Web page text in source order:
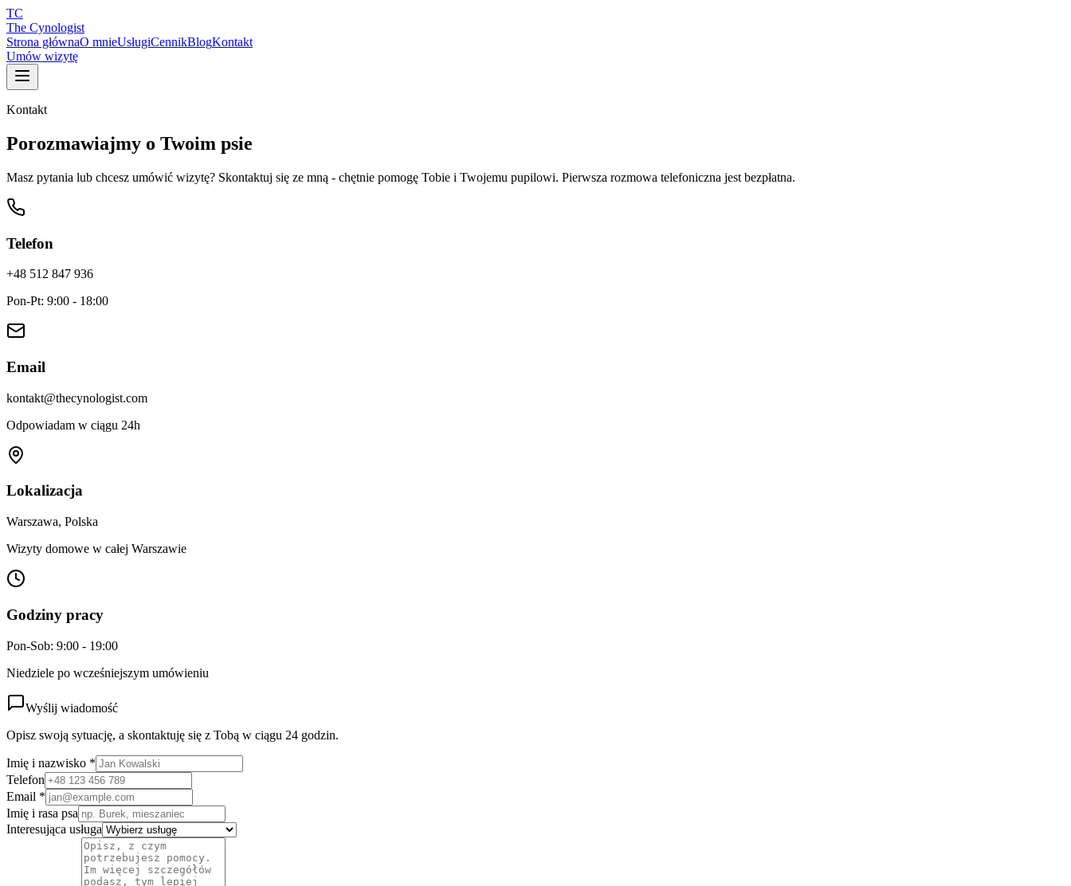
TC
The Cynologist
Strona głównaO mnieUsługiCennikBlogKontakt
Umów wizytę
Kontakt
Porozmawiajmy o Twoim psie
Masz pytania lub chcesz umówić wizytę? Skontaktuj się ze mną - chętnie pomogę Tobie i Twojemu pupilowi. Pierwsza rozmowa telefoniczna jest bezpłatna.
Telefon
+48 512 847 936
Pon-Pt: 9:00 - 18:00
Email
kontakt@thecynologist.com
Odpowiadam w ciągu 24h
Lokalizacja
Warszawa, Polska
Wizyty domowe w całej Warszawie
Godziny pracy
Pon-Sob: 9:00 - 19:00
Niedziele po wcześniejszym umówieniu
Wyślij wiadomość
Opisz swoją sytuację, a skontaktuję się z Tobą w ciągu 24 godzin.
Imię i nazwisko *
Telefon
Email *
Imię i rasa psa
Interesująca usługa